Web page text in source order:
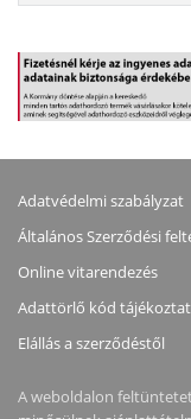
Adatvédelmi szabályzat
Általános Szerződési
Online vitarendezés
Adattörlő kód
Elállás a szerződéstől
A weboldalon